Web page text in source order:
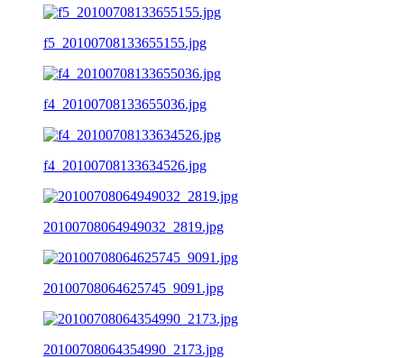
f5_20100708133655155.jpg
f4_20100708133655036.jpg
f4_20100708133634526.jpg
20100708064949032_2819.jpg
20100708064625745_9091.jpg
20100708064354990_2173.jpg